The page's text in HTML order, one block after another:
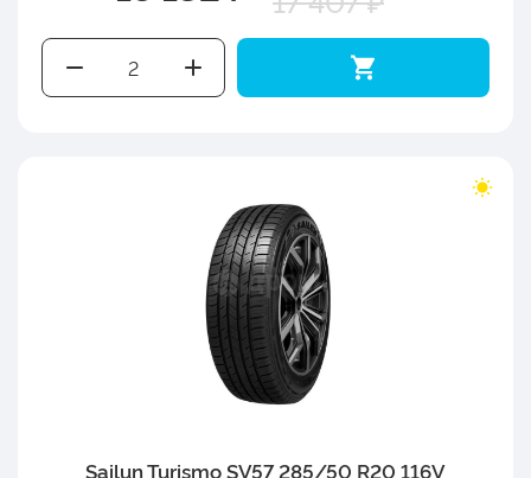
Sailun Turismo SV57 285/50 R20 116V